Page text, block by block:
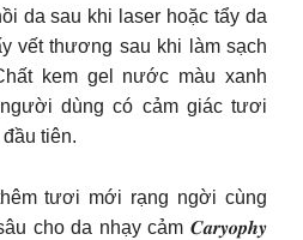
da sau khi laser hoặc tẩy da
vết thương sau khi làm sạch
kem gel nước màu xanh
dùng có cảm giác tươi
tiên.
tươi mới rạng ngời cùng
cho da nhạy cảm 𝑪𝒂𝒓𝒚𝒐𝒑𝒉𝒚